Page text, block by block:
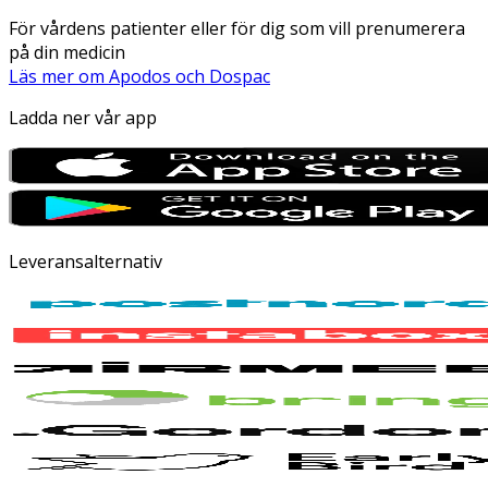
För vårdens patienter eller för dig som vill prenumerera
på din medicin
Läs mer om Apodos och Dospac
Ladda ner vår app
Leveransalternativ